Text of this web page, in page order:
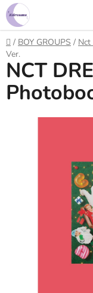
Prejsť
na
obsah
Domov
/ BOY GROUPS / Nct
Ver.
NCT